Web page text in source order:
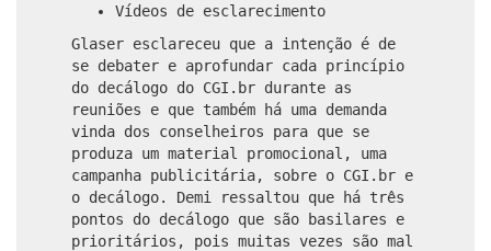
Vídeos de esclarecimento
Glaser esclareceu que a intenção é de
se debater e aprofundar cada princípio
do decálogo do CGI.br durante as
reuniões e que também há uma demanda
vinda dos conselheiros para que se
produza um material promocional, uma
campanha publicitária, sobre o CGI.br e
o decálogo. Demi ressaltou que há três
pontos do decálogo que são basilares e
prioritários, pois muitas vezes são mal